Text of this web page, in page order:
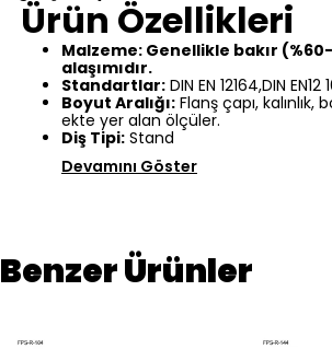
Ürün Özellikleri
Malzeme: Genellikle bakır
alaşımıdır.
Standartlar: DIN EN 12164,DIN EN12
Boyut Aralığı: Flanş çapı, kalınlık,
ekte yer alan ölçüler.
Diş Tipi: Stand
Devamını Göster
Benzer Ürünler